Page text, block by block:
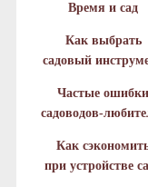
Время и сад
Как выбрать
садовый
Частые ошибки
садоводов-
Как
при устройстве